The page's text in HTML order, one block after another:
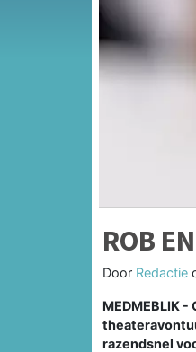
ROB
Door Redactie
MEDMEBLIK
razendsnel